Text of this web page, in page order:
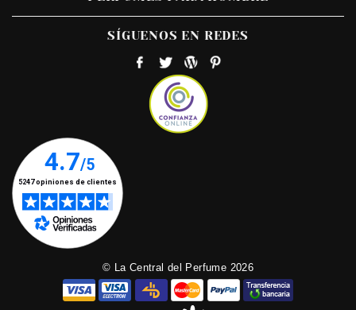
SÍGUENOS EN REDES
© La Central del Perfume 2026